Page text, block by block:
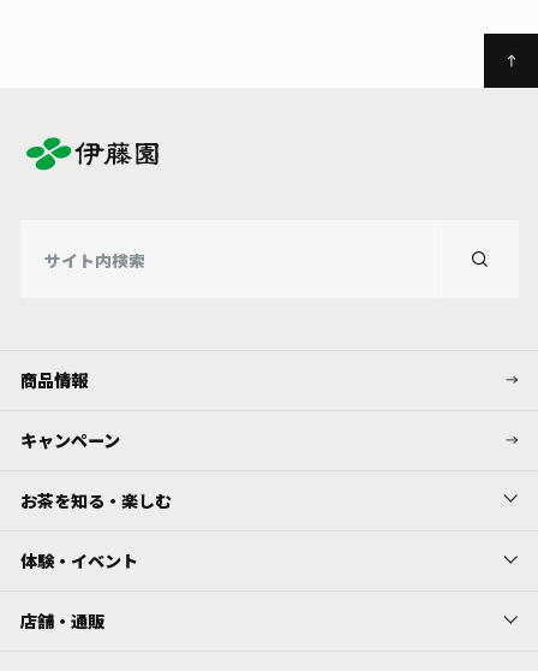
商品情報
キャンペーン
お茶を知る・楽しむ
体験・イベント
店舗・通販